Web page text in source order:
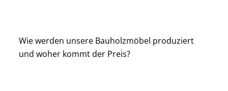
Wie werden unsere Bauholzmöbel produziert
und woher kommt der Preis?